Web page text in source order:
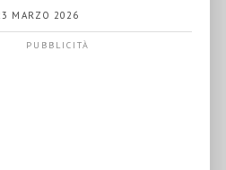
MARZO 2026